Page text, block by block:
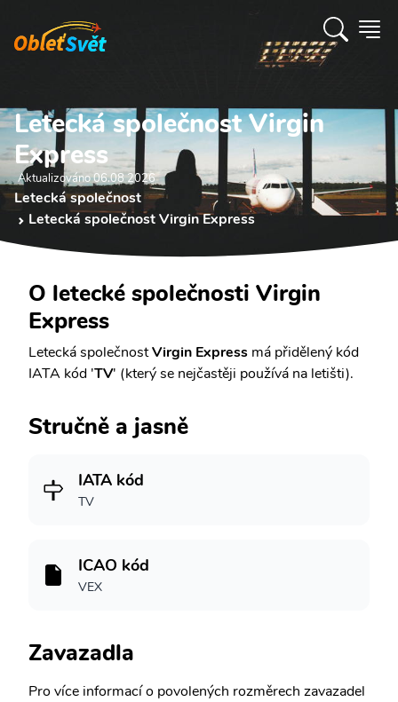
Letecká společnost Virgin
Express
Aktualizováno 06.08 2026
Letecká společnost
Letecká společnost Virgin Express
O letecké společnosti Virgin
Express
Letecká společnostVirgin Express má přidělený kód
IATA kód 'TV' (který se nejčastěji používá na letišti).
Stručně a jasně
IATA kód
TV
ICAO kód
VEX
Zavazadla
Pro více informací o povolených rozměrech zavazadel